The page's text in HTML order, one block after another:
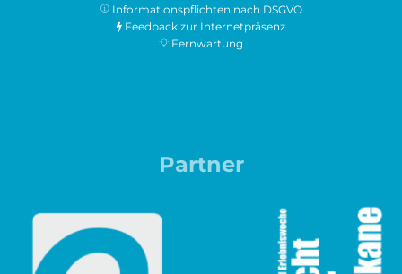
Informationspflichten nach DSGVO
Feedback zur Internetpräsenz
Fernwartung
Partner